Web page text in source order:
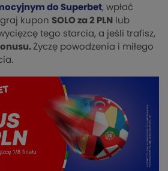
do Superbet, wpłać
kupon SOLO za 2 PLN
lub
tego starcia, a jeśli trafisz,
Życzę powodzenia i miłego